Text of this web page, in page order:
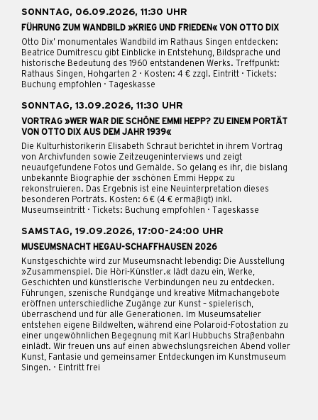
SONNTAG, 06.09.2026, 11:30 UHR
FÜHRUNG ZUM WANDBILD »KRIEG UND FRIEDEN« VON OTTO DIX
Otto Dix’ monumentales Wandbild im Rathaus Singen entdecken:
Beatrice Dumitrescu gibt Einblicke in Entstehung, Bildsprache und
historische Bedeutung des 1960 entstandenen Werks. Treffpunkt:
Rathaus Singen, Hohgarten 2 · Kosten: 4 € zzgl. Eintritt · Tickets:
Buchung empfohlen · Tageskasse
SONNTAG, 13.09.2026, 11:30 UHR
VORTRAG »WER WAR DIE SCHÖNE EMMI HEPP? ZU EINEM PORTÄT
VON OTTO DIX AUS DEM JAHR 1939«
Die Kulturhistorikerin Elisabeth Schraut berichtet in ihrem Vortrag
von Archivfunden sowie Zeitzeugeninterviews und zeigt
neuaufgefundene Fotos und Gemälde. So gelang es ihr, die bislang
unbekannte Biographie der »schönen Emmi Hepp« zu
rekonstruieren. Das Ergebnis ist eine Neuinterpretation dieses
besonderen Porträts. Kosten: 6 € (4 € ermäßigt) inkl.
Museumseintritt · Tickets: Buchung empfohlen · Tageskasse
SAMSTAG, 19.09.2026, 17:00-24:00 UHR
MUSEUMSNACHT HEGAU-SCHAFFHAUSEN 2026
Kunstgeschichte wird zur Museumsnacht lebendig: Die Ausstellung
»Zusammenspiel. Die Höri-Künstler.« lädt dazu ein, Werke,
Geschichten und künstlerische Verbindungen neu zu entdecken.
Führungen, szenische Rundgänge und kreative Mitmachangebote
eröffnen unterschiedliche Zugänge zur Kunst – spielerisch,
überraschend und für alle Generationen. Im Museumsatelier
entstehen eigene Bildwelten, während eine Polaroid-Fotostation zu
einer ungewöhnlichen Begegnung mit Karl Hubbuchs Straßenbahn
einlädt. Wir freuen uns auf einen abwechslungsreichen Abend voller
Kunst, Fantasie und gemeinsamer Entdeckungen im Kunstmuseum
Singen. · Eintritt frei